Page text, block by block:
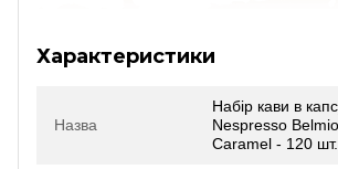
Характеристики
Назва
Набір кави в
Nespresso
Caramel - 120 шт.